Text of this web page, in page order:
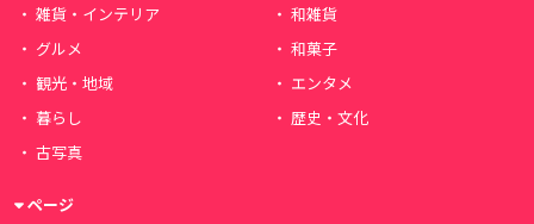
雑貨・インテリア
和雑貨
グルメ
和菓子
観光・地域
エンタメ
暮らし
歴史・文化
古写真
ページ